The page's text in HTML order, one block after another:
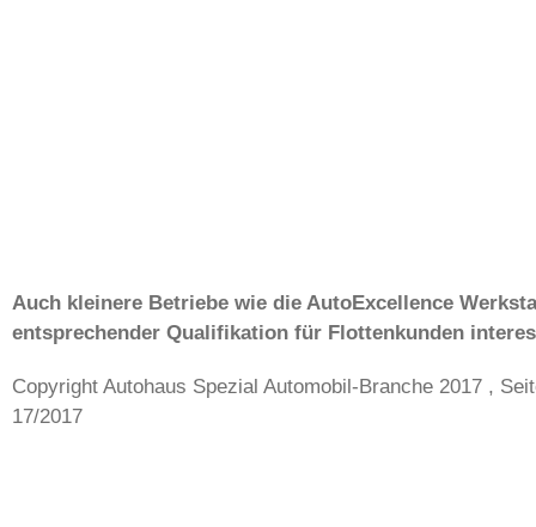
Auch kleinere Betriebe wie die AutoExcellence
entsprechender Qualifikation für Flottenkunden
Copyright Autohaus Spezial Automobil-Branche 2017 ,
17/2017